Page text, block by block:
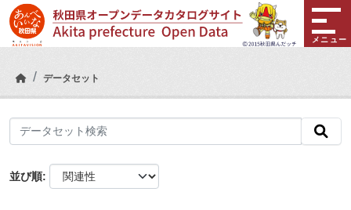
Skip to main content
メニュー
データセット
並び順